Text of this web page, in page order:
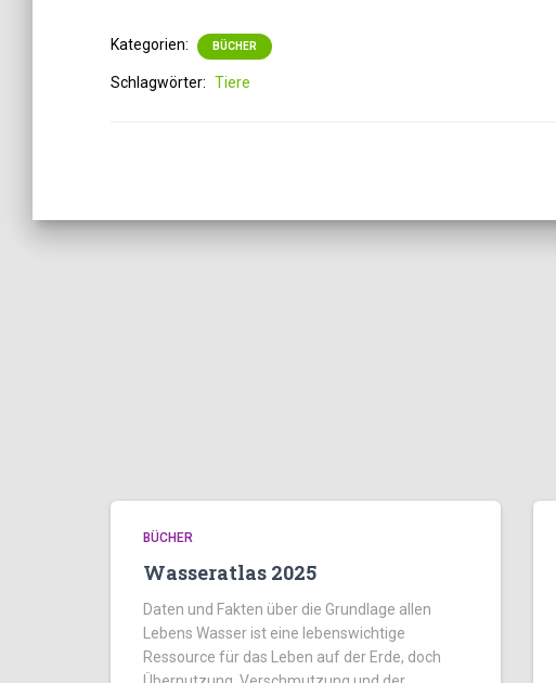
Kategorien: BÜCHER
Schlagwörter: Tiere
BÜCHER
Wasseratlas 2025
Daten und Fakten über die Grundlage allen
Lebens Wasser ist eine lebenswichtige
Ressource für das Leben auf der Erde, doch